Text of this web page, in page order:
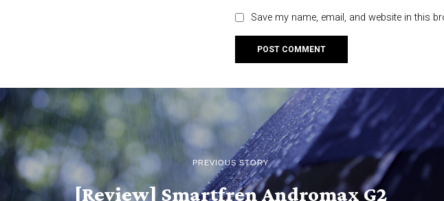
Save my name, email, and website in this
PREVIOUS STORY
[Review] Smartfren Andromax G2